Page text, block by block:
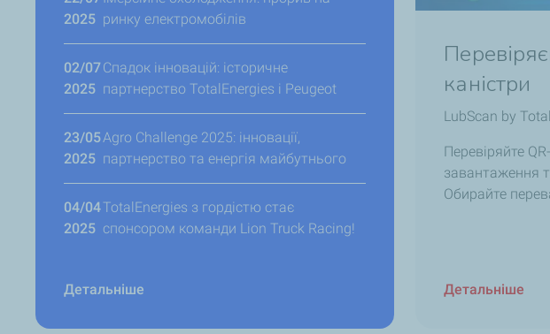
2025 ринку електромобілів
02/07
2025
Спадок інновацій: історичне
партнерство TotalEnergies і Peugeot
23/05
2025
Agro Challenge 2025: інновації,
партнерство та енергія майбутнього
04/04
2025
TotalEnergies з гордістю стає
спонсором команди Lion Truck Racing!
Детальніше
каністри
LubScan by
Перевіряйте
завантаження
Обирайте
Детальніше